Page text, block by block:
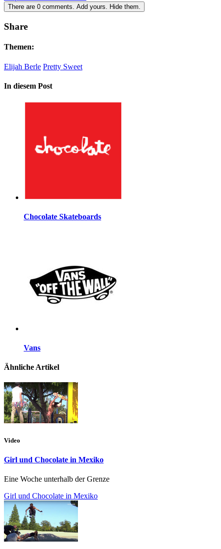
There are 0 comments. Add yours. Hide them.
Share
Themen:
Elijah Berle Pretty Sweet
In diesem Post
Chocolate Skateboards
Vans
Ähnliche Artikel
Video
Girl und Chocolate in Mexiko
Eine Woche unterhalb der Grenze
Girl und Chocolate in Mexiko